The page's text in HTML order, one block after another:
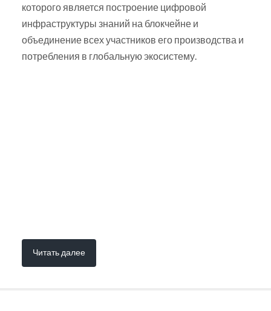
которого является построение цифровой
инфраструктуры знаний на блокчейне и
объединение всех участников его производства и
потребления в глобальную экосистему.
Читать далее